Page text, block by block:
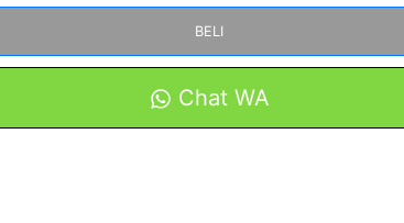
BELI
Chat WA